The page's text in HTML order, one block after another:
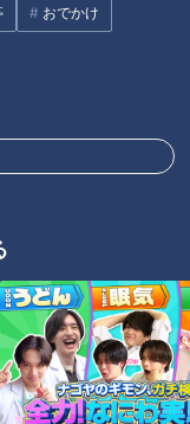
おでかけ
の便り～火災から６
みがえった赤色の正